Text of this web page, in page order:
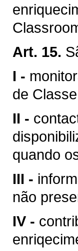
Art. 15.
I -
de
II -
quando
III -
não
IV -